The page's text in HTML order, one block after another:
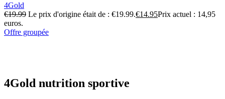
4Gold
€19.99 Le prix d'origine était de : €19.99.€14.95Prix actuel : 14,95
euros.
Offre groupée
4Gold nutrition sportive